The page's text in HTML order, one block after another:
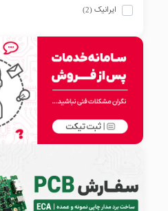
ایرانیک (2)